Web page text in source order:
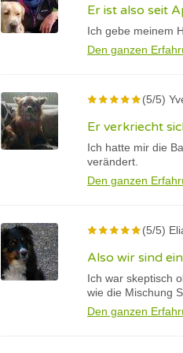
Er ist also seit
Ich gebe meinem
Den ganzen
(5/5)
Er verkriecht
Ich hatte mir die
verändert.
Den ganzen
(5/5)
Also wir sind
Ich war skeptisch
wie die Mischung
Den ganzen